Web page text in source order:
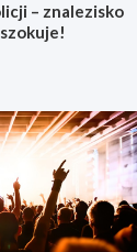
– znalezisko